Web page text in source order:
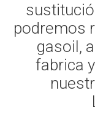
podremos
gasoil,
fabrica